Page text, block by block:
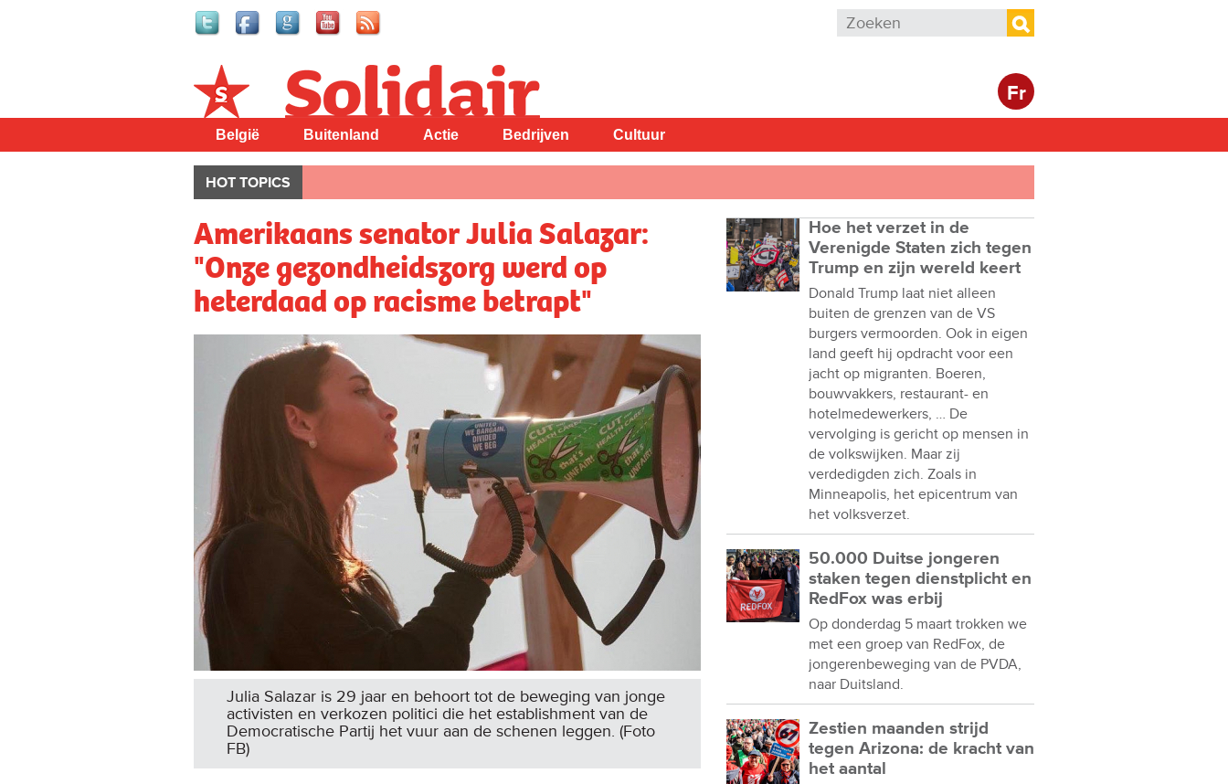
Zoekveld
Zoeken
Fr
Solidair
België Buitenland Actie Bedrijven Cultuur
HOT TOPICS
Amerikaans senator Julia Salazar:
"Onze gezondheidszorg werd op
heterdaad op racisme betrapt"
Julia Salazar is 29 jaar en behoort tot de beweging van jonge
activisten en verkozen politici die het establishment van de
Democratische Partij het vuur aan de schenen leggen. (Foto
FB)
Hoe het verzet in de
Verenigde Staten zich tegen
Trump en zijn wereld keert
Donald Trump laat niet alleen
buiten de grenzen van de VS
burgers vermoorden. Ook in eigen
land geeft hij opdracht voor een
jacht op migranten. Boeren,
bouwvakkers, restaurant- en
hotelmedewerkers, … De
vervolging is gericht op mensen in
de volkswijken. Maar zij
verdedigden zich. Zoals in
Minneapolis, het epicentrum van
het volksverzet.
50.000 Duitse jongeren
staken tegen dienstplicht en
RedFox was erbij
Op donderdag 5 maart trokken we
met een groep van RedFox, de
jongerenbeweging van de PVDA,
naar Duitsland.
Zestien maanden strijd
tegen Arizona: de kracht van
het aantal